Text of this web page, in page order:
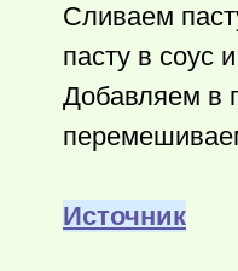
Сливаем
пасту в соус
Добавляем в
Источник